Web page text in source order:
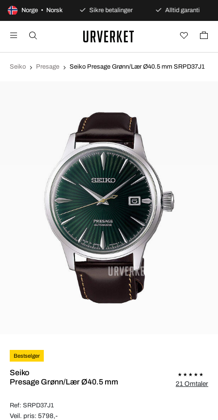
Norge • Norsk
dagers åpent kjøp Sikre betalinger Alltid garanti
Seiko Presage Seiko Presage Grønn/Lær Ø40.5 mm SRPD37J1
Bestselger
Seiko
Presage Grønn/Lær Ø40.5 mm
Ref: SRPD37J1
21 Omtaler
Veil. pris: 5798,-